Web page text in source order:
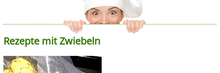
Rezepte mit Zwiebeln